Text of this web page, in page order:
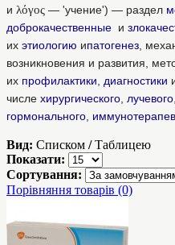
и λόγος — 'учение') — раздел
доброкачественные и
их этиологию ипатогенез,
возникновения и развития,
их профилактики, диагностики
числе хирургического, лучевого,
гормонального,
Вид: Списком / Таблицею
Показати:
Сортування:
Порівняння товарів (0)